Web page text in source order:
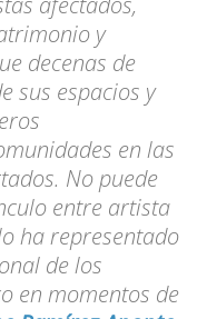
y
decenas de
sus espacios y
en las
No puede
entre artista
ha representado
de los
en momentos de